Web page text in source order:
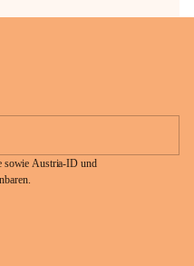
sowie Austria-ID und